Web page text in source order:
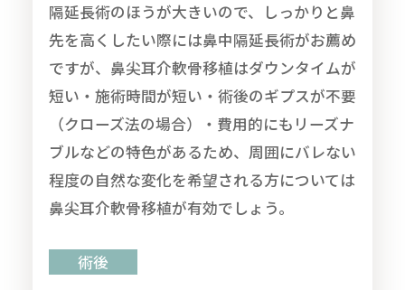
隔延長術のほうが大きいので、しっかりと鼻
先を高くしたい際には鼻中隔延長術がお薦め
ですが、鼻尖耳介軟骨移植はダウンタイムが
短い・施術時間が短い・術後のギプスが不要
（クローズ法の場合）・費用的にもリーズナ
ブルなどの特色があるため、周囲にバレない
程度の自然な変化を希望される方については
鼻尖耳介軟骨移植が有効でしょう。
術後